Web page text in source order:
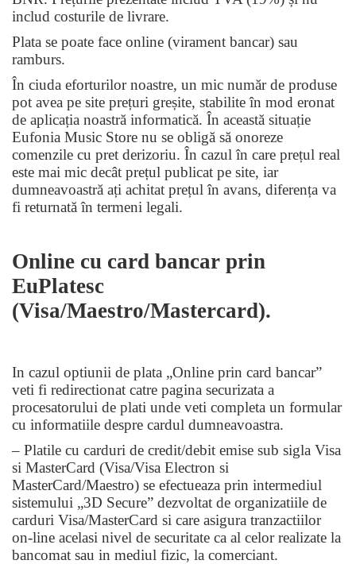
includ costurile de livrare.
Plata se poate face online (virament bancar) sau
ramburs.
În ciuda eforturilor noastre, un mic număr de produse
pot avea pe site prețuri greșite, stabilite în mod eronat
de aplicația noastră informatică. În această situație
Eufonia Music Store nu se obligă să onoreze
comenzile cu pret derizoriu. În cazul în care prețul real
este mai mic decât prețul publicat pe site, iar
dumneavoastră ați achitat prețul în avans, diferența va
fi returnată în termeni legali.
Online cu card bancar prin
EuPlatesc
(Visa/Maestro/Mastercard).
In cazul optiunii de plata „Online prin card bancar”
veti fi redirectionat catre pagina securizata a
procesatorului de plati unde veti completa un formular
cu informatiile despre cardul dumneavoastra.
– Platile cu carduri de credit/debit emise sub sigla Visa
si MasterCard (Visa/Visa Electron si
MasterCard/Maestro) se efectueaza prin intermediul
sistemului „3D Secure” dezvoltat de organizatiile de
carduri Visa/MasterCard si care asigura tranzactiilor
on-line acelasi nivel de securitate ca al celor realizate la
bancomat sau in mediul fizic, la comerciant.